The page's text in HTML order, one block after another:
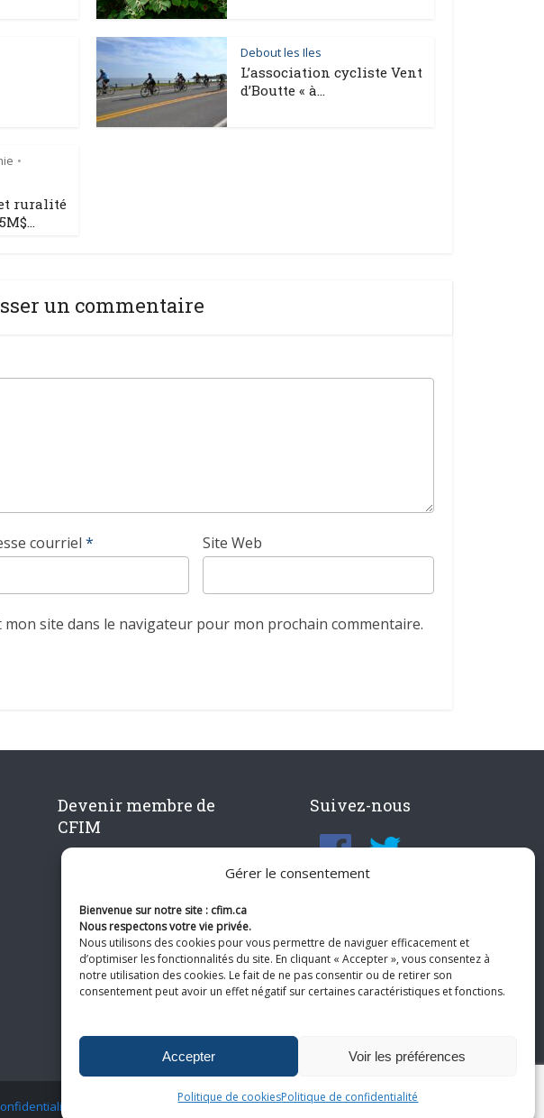
Gérer le consentement
Bienvenue sur notre site : cfim.ca
Nous respectons votre vie privée.
Nous utilisons des cookies pour vous permettre de naviguer efficacement et
d’optimiser les fonctionnalités du site. En cliquant « Accepter », vous consentez à
notre utilisation des cookies. Le fait de ne pas consentir ou de retirer son
consentement peut avoir un effet négatif sur certaines caractéristiques et fonctions.
Accepter Voir les préférences
Politique de cookiesPolitique de confidentialité
Debout les Iles
L’association cycliste Vent
d’Boutte « à...
•
ruralité
un commentaire
courriel * Site Web
site dans le navigateur pour mon prochain commentaire.
Devenir membre de
CFIM
Suivez-nous